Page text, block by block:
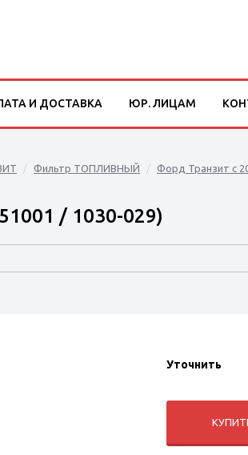
Фильтр ТОПЛИВНЫЙ Форд Транзит с
/ 1030-029)
Уточнить
И ДОСТАВКА ЮР. ЛИЦАМ